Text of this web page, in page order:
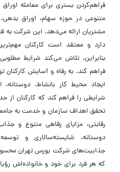
فراهم‌کردن بستری برای معامله
متنوعی در حوزه سهام، اوراق
مشتریان ارائه می‌دهد. این شرکت به
دارد و معتقد است کارکنان
بنابراین، تلاش می‌کند شرایط
فراهم کند. به رفاه و آسایش کارکنان
ایجاد محیط کار بانشاط، دوستانه،
شرایطی را فراهم کند که کارکنان از
تحقق اهداف سازمان و خدمت به
رقابتی، مزایای رفاهی متنوع و
دوستانه، شایسته‌سالاری و
جذابیت‌های شرکت بورس تهران
که هر فرد برای خود و خانواده‌اش